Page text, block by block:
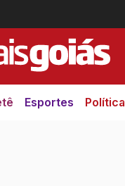
Esportes Política